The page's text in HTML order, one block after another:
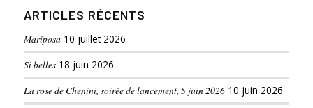
ARTICLES RÉCENTS
Mariposa 10 juillet 2026
Si belles 18 juin 2026
La rose de Chenini, soirée de lancement, 5 juin 2026 10 juin 2026